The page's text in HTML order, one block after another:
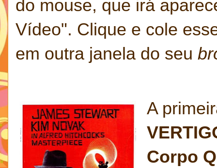
do mouse, que irá
Vídeo". Clique e cole
em outra janela do seu
A
Corpo